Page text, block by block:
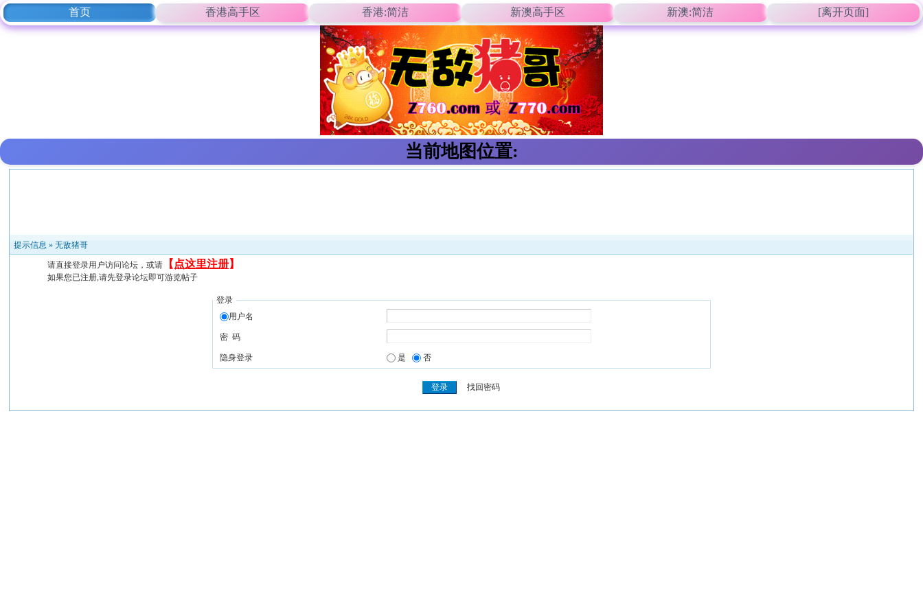
首页 香港高手区 香港:简洁 新澳高手区 新澳:简洁 [离开页面]
当前地图位置:
提示信息 »无敌猪哥
请直接登录用户访问论坛，或请 【 点这里注册】
如果您已注册,请先登录论坛即可游览帖子
登录
用户名
密 码
隐身登录 是 否
找回密码